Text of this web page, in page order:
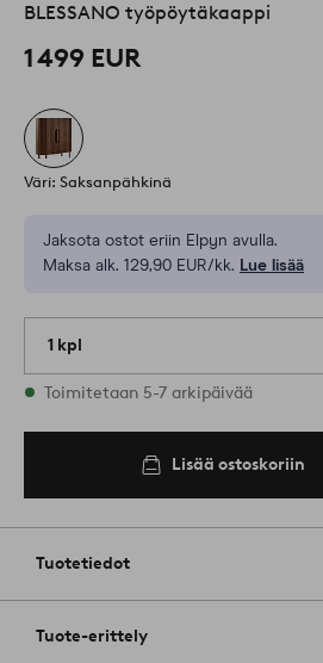
BLESSANO työpöytäkaappi
1 499 EUR
Väri: Saksanpähkinä
Jaksota ostot eriin Elpyn avulla.
Maksa alk. 129,90 EUR/kk. Lue lisää
1 kpl
Varastossa
Toimitetaan 5-7 arkipäivää
Lisää ostoskoriin
Tuotetiedot
Tuote-erittely